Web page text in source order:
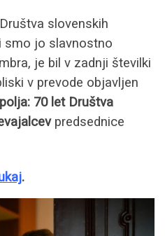
slovenskih
smo jo slavnostno
je bil v zadnji številki
v prevode objavljen
70 let Društva
predsednice
.